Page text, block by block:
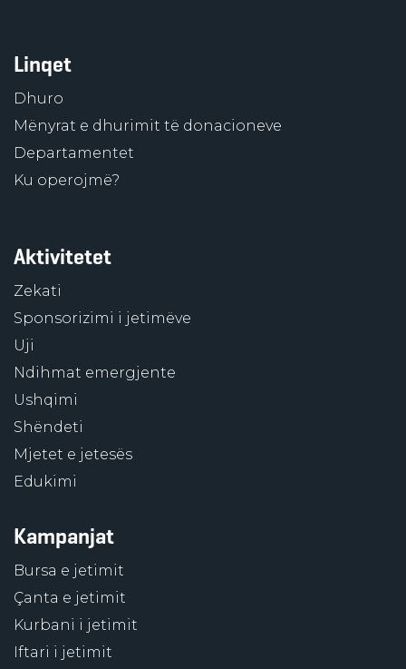
Linqet
Dhuro
Mënyrat e dhurimit të donacioneve
Departamentet
Ku operojmë?
Aktivitetet
Zekati
Sponsorizimi i jetimëve
Uji
Ndihmat emergjente
Ushqimi
Shëndeti
Mjetet e jetesës
Edukimi
Kampanjat
Bursa e jetimit
Çanta e jetimit
Kurbani i jetimit
Iftari i jetimit